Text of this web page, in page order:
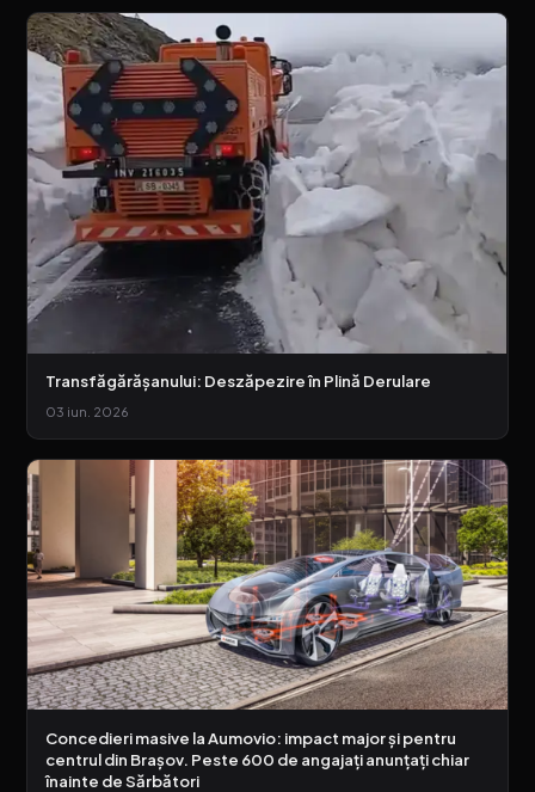
Transfăgărășanului: Deszăpezire în Plină Derulare
03 iun. 2026
Concedieri masive la Aumovio: impact major și pentru
centrul din Brașov. Peste 600 de angajați anunțați chiar
înainte de Sărbători